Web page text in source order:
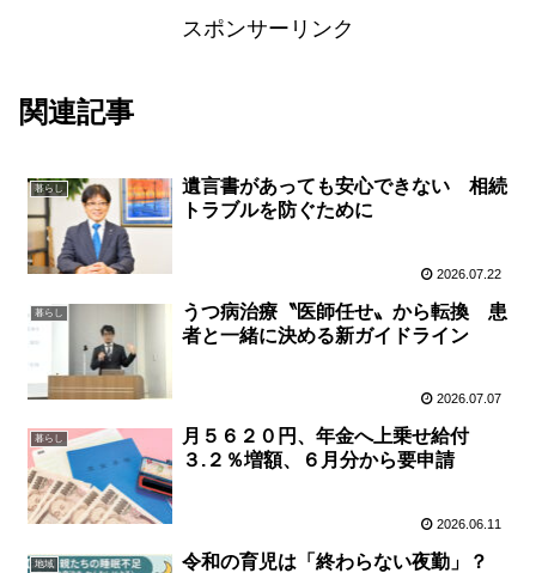
スポンサーリンク
関連記事
暮らし
遺言書があっても安心できない 相続
トラブルを防ぐために
2026.07.22
暮らし
うつ病治療〝医師任せ〟から転換 患
者と一緒に決める新ガイドライン
2026.07.07
暮らし
月５６２０円、年金へ上乗せ給付
３.２％増額、６月分から要申請
2026.06.11
地域
令和の育児は「終わらない夜勤」？